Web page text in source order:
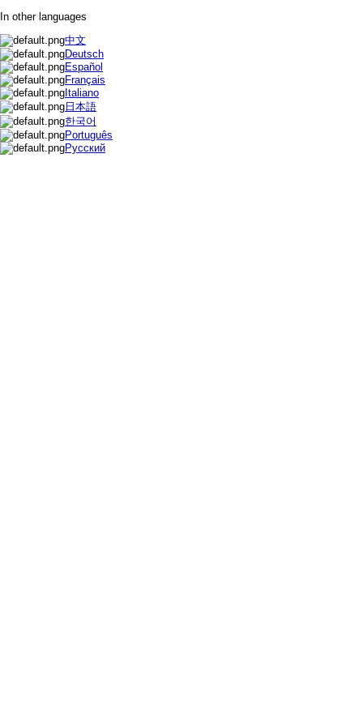
In other languages
中文
Deutsch
Español
Français
Italiano
日本語
한국어
Português
Русский